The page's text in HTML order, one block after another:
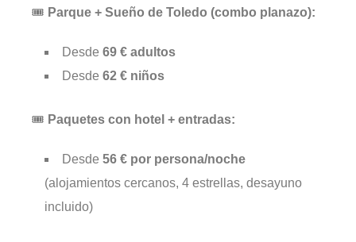
🎟 Parque + Sueño de Toledo (combo planazo):
Desde 69 € adultos
Desde 62 € niños
🎟 Paquetes con hotel + entradas:
Desde 56 € por persona/noche
(alojamientos cercanos, 4 estrellas, desayuno
incluido)